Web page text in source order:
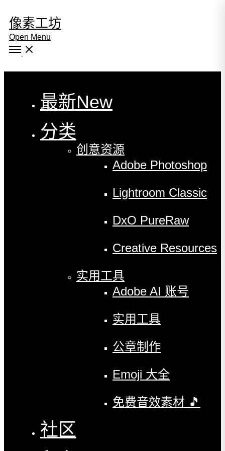
像素工坊
Open Menu
最新New
分类
创意资源
Adobe Photoshop
Lightroom Classic
DxO PureRaw
Creative Resources
实用工具
Adobe AI 账号
实用工具
公章制作
Emoji 大全
免费音效素材 🎵
社区